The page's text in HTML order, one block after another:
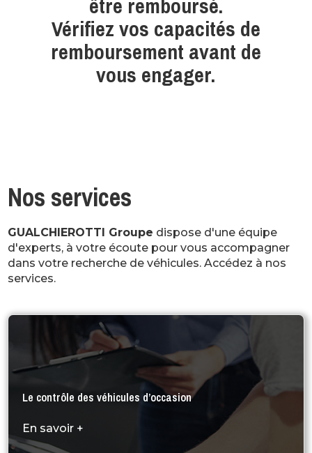
Vérifiez vos capacités de
remboursement avant de
vous engager.
Nos services
GUALCHIEROTTI Groupe dispose d'une équipe
d'experts, à votre écoute pour vous accompagner
dans votre recherche de véhicules. Accédez à nos
services.
Le contrôle des véhicules d’occasion
En savoir +